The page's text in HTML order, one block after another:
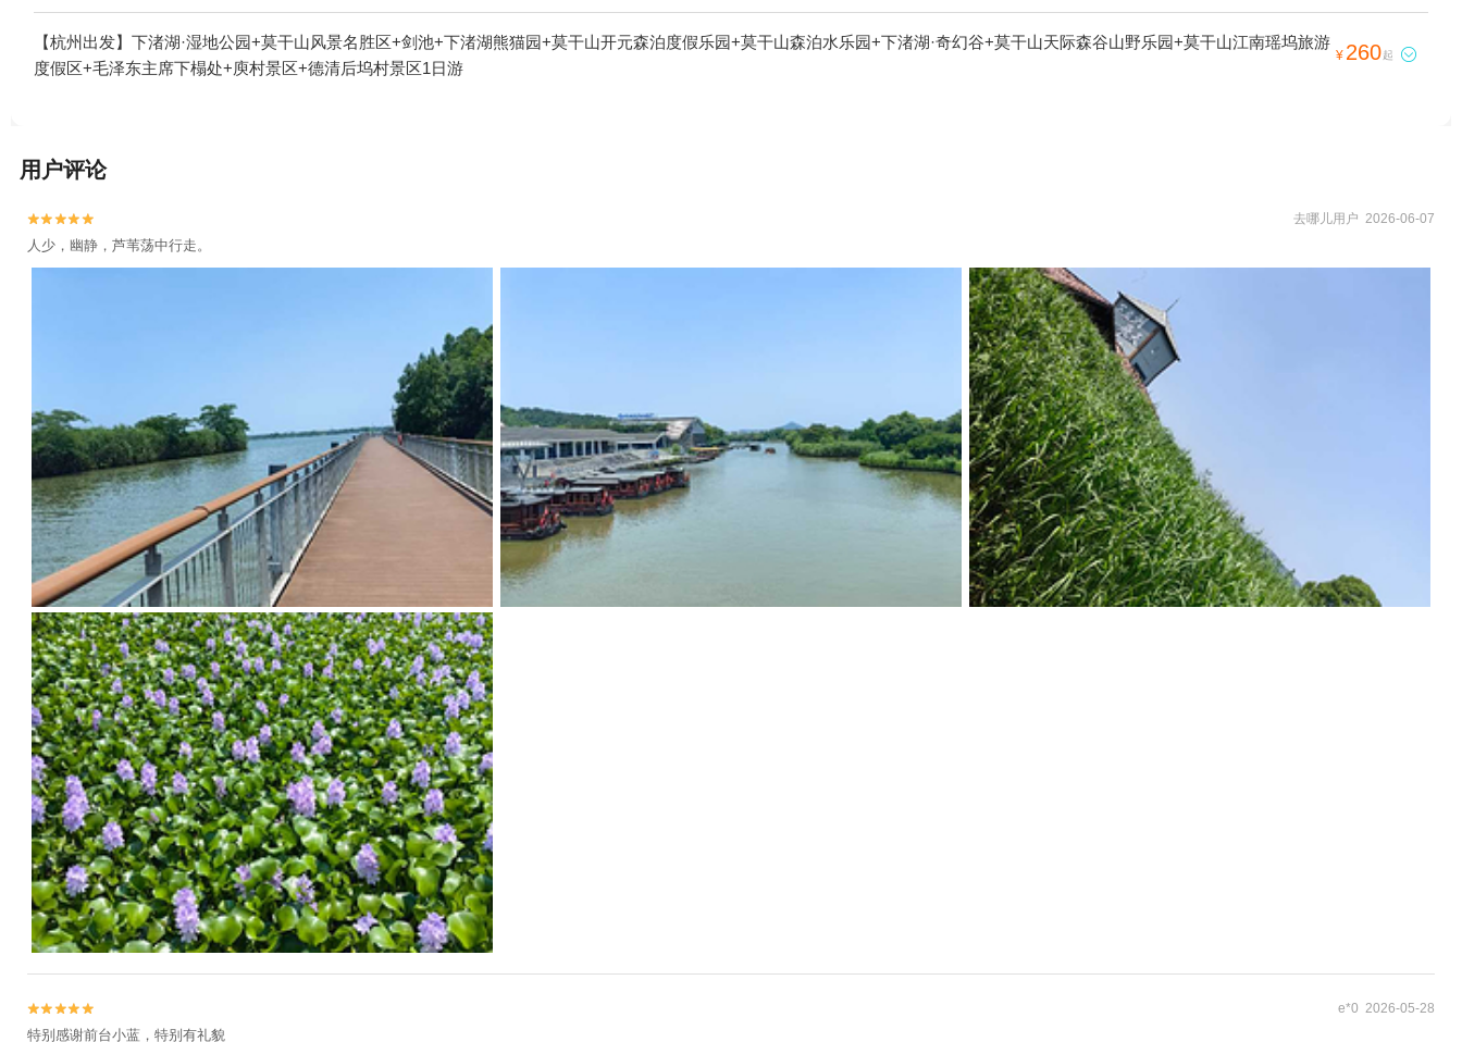
【杭州出发】下渚湖·湿地公园+莫干山风景名胜区+剑池+下渚湖熊猫园+莫干山开元森泊度假乐园+莫干山森泊水乐园+下渚湖·奇幻谷+莫干山天际森谷山野乐园+莫干山江南瑶坞旅游
度假区+毛泽东主席下榻处+庾村景区+德清后坞村景区1日游
¥ 260起 
用户评论

 去哪儿用户 2026-06-07
人少，幽静，芦苇荡中行走。

 e*0 2026-05-28
特别感谢前台小蓝，特别有礼貌